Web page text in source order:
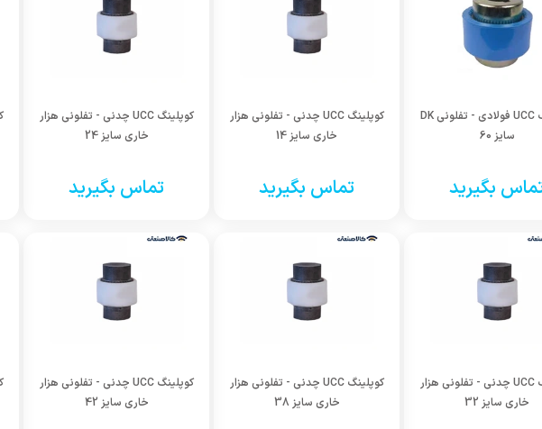
کوپلینگ UCC فولادی - تفلونی DK
سایز 60
بگیرید
کوپلینگ UCC چدنی - تفلونی هزار
خاری سایز 14
تماس بگیرید
کوپلینگ UCC چدنی - تفلونی هزار
خاری سایز 24
تماس بگیرید
کوپلینگ UCC چدنی - تفلونی هزار
خاری سایز 32
کوپلینگ UCC چدنی - تفلونی هزار
خاری سایز 38
کوپلینگ UCC چدنی - تفلونی هزار
خاری سایز 42